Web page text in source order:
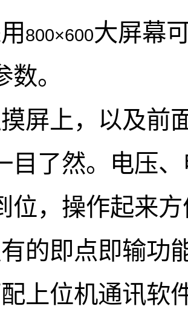
800×600大屏幕
。
屏上，以及前
目了然。电压
位，操作起来
的即点即输功
上位机通讯软